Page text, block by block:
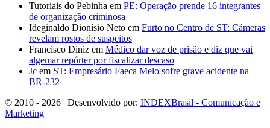
Tutoriais do Pebinha em PE: Operação prende 16 integrantes
de organização criminosa
Ideginaldo Dionísio Neto em Furto no Centro de ST: Câmeras
revelam rostos de suspeitos
Francisco Diniz em Médico dar voz de prisão e diz que vai
algemar repórter por fiscalizar descaso
Jc em ST: Empresário Faeca Melo sofre grave acidente na
BR-232
© 2010 - 2026 | Desenvolvido por: INDEXBrasil - Comunicação e
Marketing